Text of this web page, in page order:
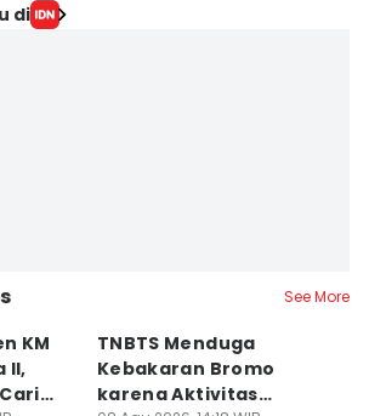
di
See More
KM
II,
TNBTS Menduga
Kebakaran Bromo
karena Aktivitas